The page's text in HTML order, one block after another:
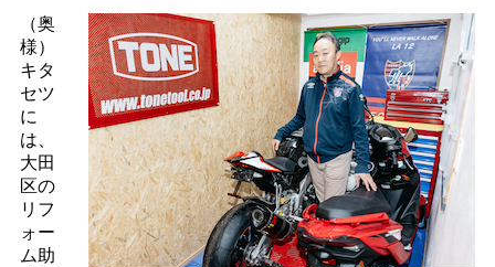
（奥
様）
キタ
セツ
に
は、
大田
区の
リフ
ォー
ム助